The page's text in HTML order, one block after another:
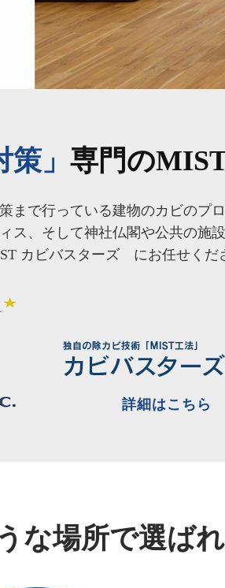
」 専門の
まで行っている建物のカビのプ
ス、そして神社仏閣や公共の施
カビバスターズ にお任せくだ
詳細はこちら
な場所で選ば